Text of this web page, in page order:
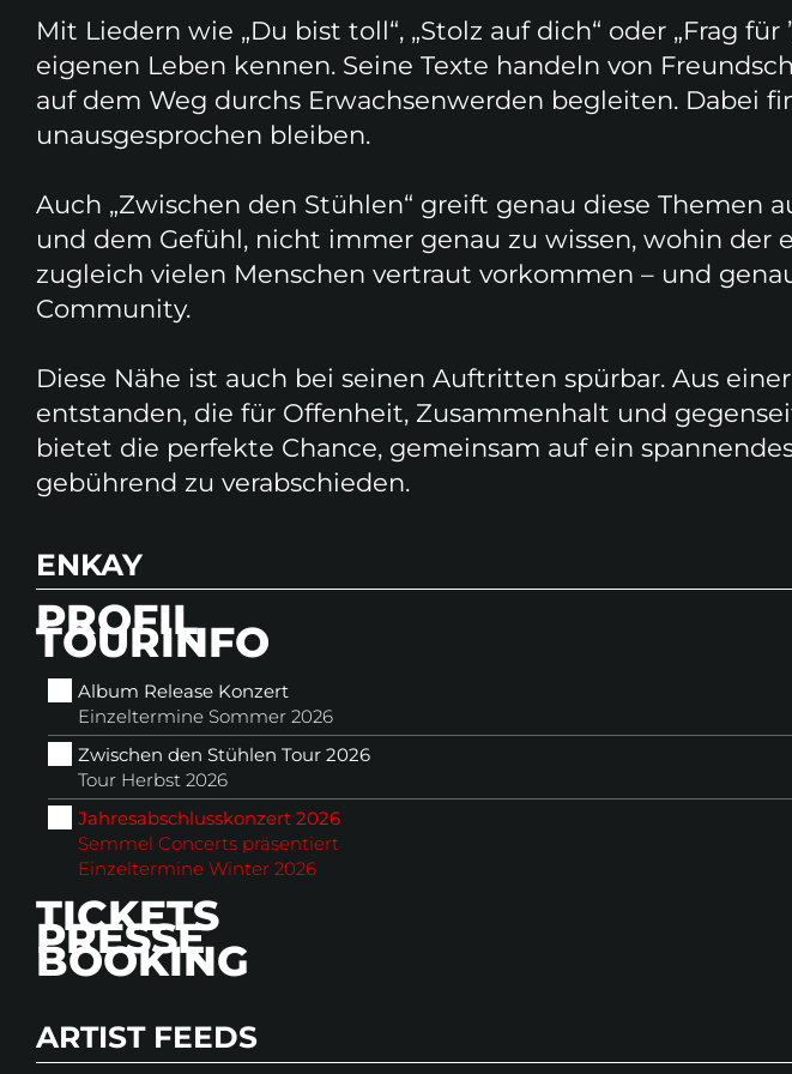
Mit Liedern wie „Du bist toll“, „Stolz auf dich“ oder „Frag für
eigenen Leben kennen. Seine Texte handeln von
auf dem Weg durchs Erwachsenwerden begleiten. Dabei
unausgesprochen bleiben.
Auch „Zwischen den Stühlen“ greift genau diese Themen
und dem Gefühl, nicht immer genau zu wissen, wohin der
zugleich vielen Menschen vertraut vorkommen – und
Community.
Diese Nähe ist auch bei seinen Auftritten spürbar. Aus
entstanden, die für Offenheit, Zusammenhalt und
bietet die perfekte Chance, gemeinsam auf ein
gebührend zu verabschieden.
ENKAY
PROFIL
TOURINFO
Album Release Konzert
Einzeltermine Sommer 2026
Zwischen den Stühlen Tour 2026
Tour Herbst 2026
Jah­res­ab­schluss­kon­zert 2026
Semmel Concerts präsentiert
Einzeltermine Winter 2026
TICKETS
Album Release Konzert
Einzeltermine Sommer 2026
Tour Herbst 2026
PRESSE
Album Release Konzert
Zwischen den Stühlen Tour 2026
Tour Herbst 2026
BOOKING
ARTIST FEEDS